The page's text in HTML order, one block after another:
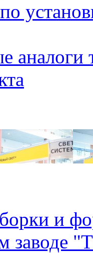
аналоги
и
заводе